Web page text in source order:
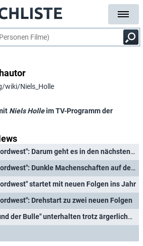
wiki/Niels_Holle
Niels Holleim TV-Programm der
"Nord bei Nordwest": Darum geht es in den nächsten Folgen
"Nord bei Nordwest": Dunkle Machenschaften auf dem Friedhof in Jubiläumsfolge
startet mit neuen Folgen ins Jahr
Drehstart zu zwei neuen Folgen
"Die Neue und der Bulle" unterhalten trotz ärgerlicher Fehler